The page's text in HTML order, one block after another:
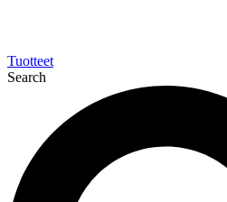
Tuotteet
Search